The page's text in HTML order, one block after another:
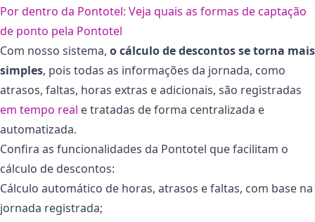
Por dentro da Pontotel: Veja quais as formas de captação
de ponto pela Pontotel
Com nosso sistema, o cálculo de descontos se torna mais
simples, pois todas as informações da jornada, como
atrasos, faltas, horas extras e adicionais, são registradas
em tempo real e tratadas de forma centralizada e
automatizada.
Confira as funcionalidades da Pontotel que facilitam o
cálculo de descontos:
Cálculo automático de horas, atrasos e faltas, com base na
jornada registrada;